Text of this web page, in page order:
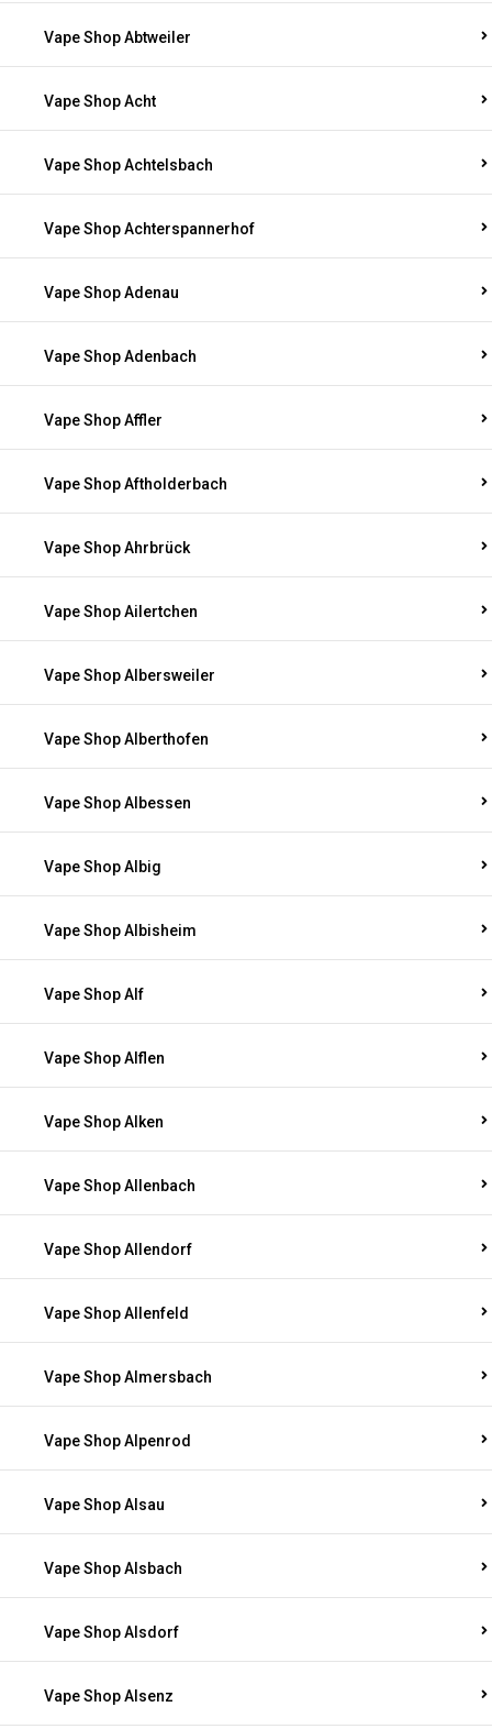
Vape Shop Abtweiler
Vape Shop Acht
Vape Shop Achtelsbach
Vape Shop Achterspannerhof
Vape Shop Adenau
Vape Shop Adenbach
Vape Shop Affler
Vape Shop Aftholderbach
Vape Shop Ahrbrück
Vape Shop Ailertchen
Vape Shop Albersweiler
Vape Shop Alberthofen
Vape Shop Albessen
Vape Shop Albig
Vape Shop Albisheim
Vape Shop Alf
Vape Shop Alflen
Vape Shop Alken
Vape Shop Allenbach
Vape Shop Allendorf
Vape Shop Allenfeld
Vape Shop Almersbach
Vape Shop Alpenrod
Vape Shop Alsau
Vape Shop Alsbach
Vape Shop Alsdorf
Vape Shop Alsenz